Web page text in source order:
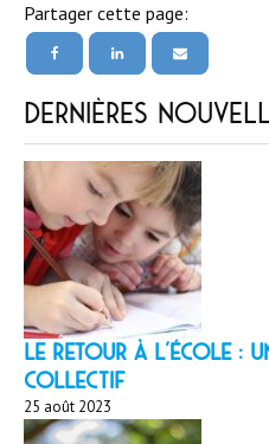
Partager cette page:
Dernières
LE RETOUR À
collectif
25 août 2023